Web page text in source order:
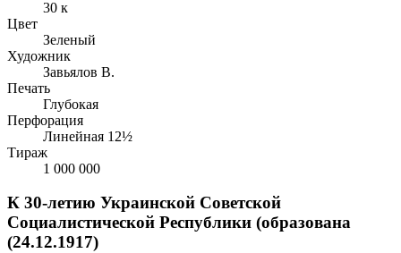
30 к
Цвет
Зеленый
Художник
Завьялов В.
Печать
Глубокая
Перфорация
Линейная 12½
Тираж
1 000 000
К 30-летию Украинской Советской
Социалистической Республики (образована
(24.12.1917)